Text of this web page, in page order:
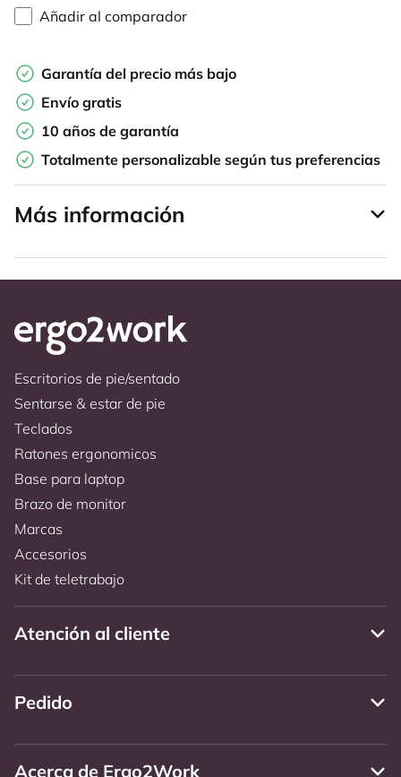
Añadir al comparador
Garantía del precio más bajo
Envío gratis
10 años de garantía
Totalmente personalizable según tus preferencias
Más información
Escritorios de pie/sentado
Sentarse & estar de pie
Teclados
Ratones ergonomicos
Base para laptop
Brazo de monitor
Marcas
Accesorios
Kit de teletrabajo
Atención al cliente
Pedido
Acerca de Ergo2Work